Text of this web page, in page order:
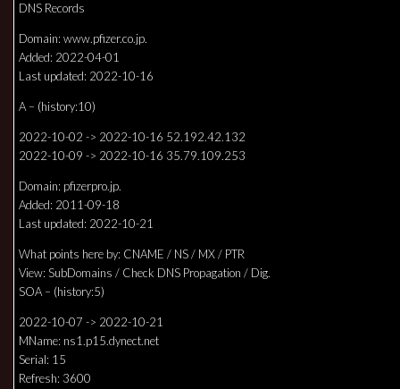
DNS Records
Domain: www.pfizer.co.jp.
Added: 2022-04-01
Last updated: 2022-10-16
A – (history:10)
2022-10-02 -> 2022-10-16 52.192.42.132
2022-10-09 -> 2022-10-16 35.79.109.253
Domain: pfizerpro.jp.
Added: 2011-09-18
Last updated: 2022-10-21
What points here by: CNAME / NS / MX / PTR
View: SubDomains / Check DNS Propagation / Dig.
SOA – (history:5)
2022-10-07 -> 2022-10-21
MName: ns1.p15.dynect.net
Serial: 15
Refresh: 3600